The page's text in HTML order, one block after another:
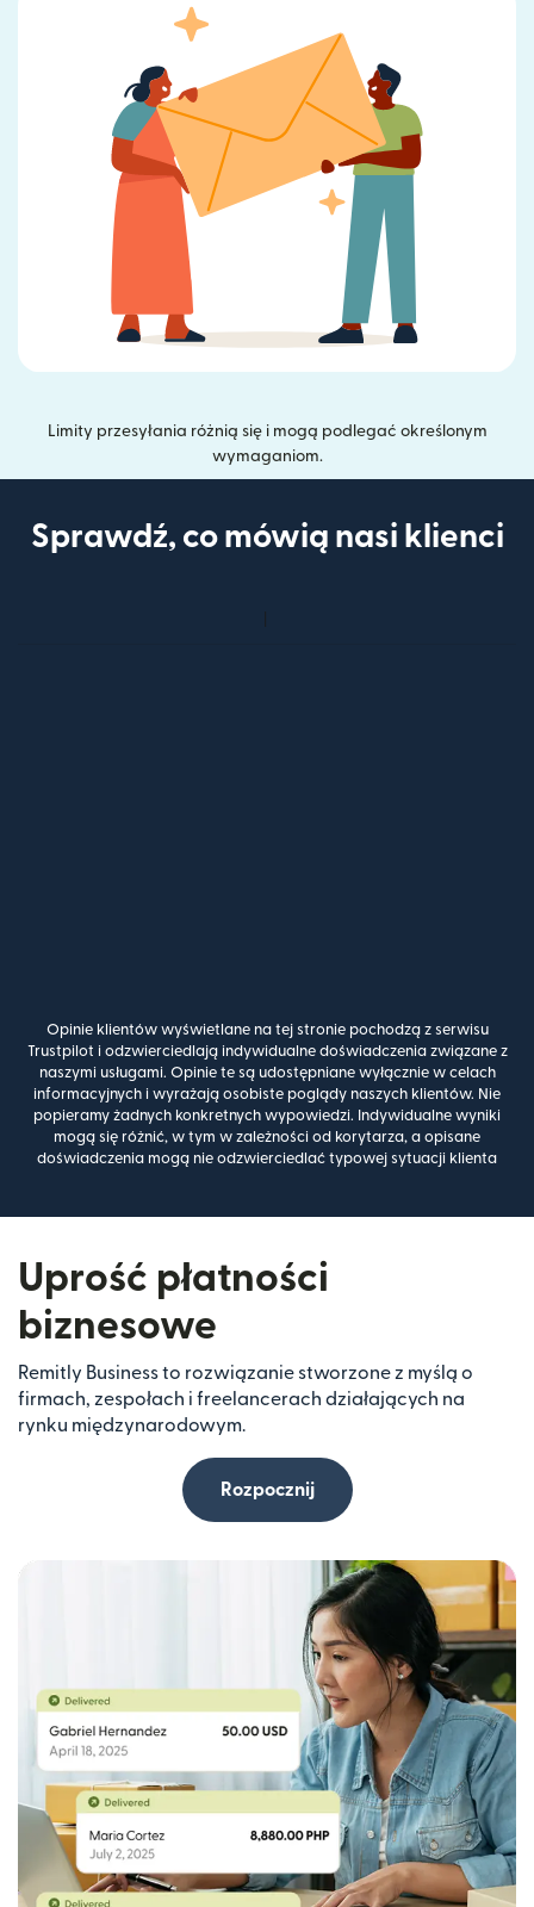
Limity przesyłania różnią się i mogą podlegać określonym
wymaganiom.
Sprawdź, co mówią nasi klienci
Opinie klientów wyświetlane na tej stronie pochodzą z serwisu
Trustpilot i odzwierciedlają indywidualne doświadczenia związane z
naszymi usługami. Opinie te są udostępniane wyłącznie w celach
informacyjnych i wyrażają osobiste poglądy naszych klientów. Nie
popieramy żadnych konkretnych wypowiedzi. Indywidualne wyniki
mogą się różnić, w tym w zależności od korytarza, a opisane
doświadczenia mogą nie odzwierciedlać typowej sytuacji klienta
Uprość płatności
biznesowe
Remitly Business to rozwiązanie stworzone z myślą o
firmach, zespołach i freelancerach działających na
rynku międzynarodowym.
Rozpocznij